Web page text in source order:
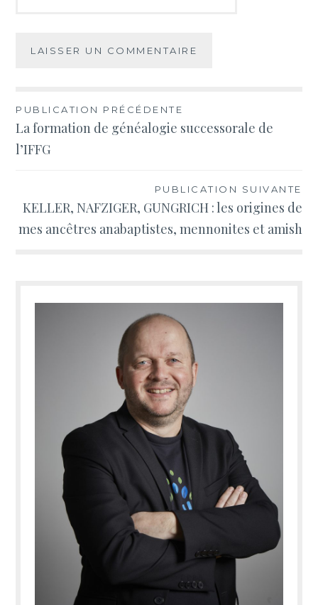
Navigation
de
PUBLICATION PRÉCÉDENTE
La formation de généalogie successorale de
l’IFFG
PUBLICATION SUIVANTE
KELLER, NAFZIGER, GUNGRICH : les origines de
mes ancêtres anabaptistes, mennonites et amish